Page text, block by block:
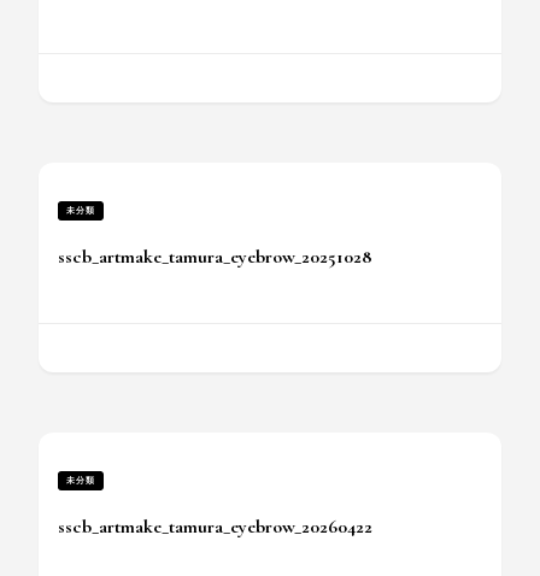
未分類
sscb_artmake_tamura_eyebrow_20251028
未分類
sscb_artmake_tamura_eyebrow_20260422